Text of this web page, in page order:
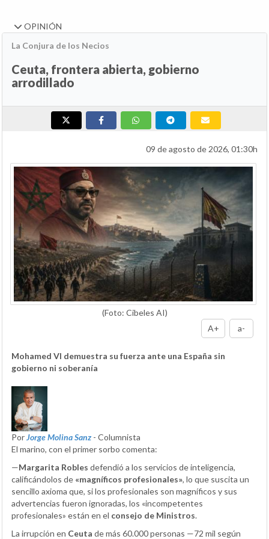
OPINIÓN
La Conjura de los Necios
Ceuta, frontera abierta, gobierno
arrodillado
09 de agosto de 2026, 01:30h
(Foto: Cibeles AI)
A+
a-
Mohamed VI demuestra su fuerza ante una España sin
gobierno ni soberanía
PorJorge Molina Sanz - Columnista
El marino, con el primer sorbo comenta:
—Margarita Robles defendió a los servicios de inteligencia,
calificándolos de «magníficos profesionales», lo que suscita un
sencillo axioma que, si los profesionales son magníficos y sus
advertencias fueron ignoradas, los «incompetentes
profesionales» están en el consejo de Ministros.
La irrupción en Ceuta de más 60.000 personas —72 mil según